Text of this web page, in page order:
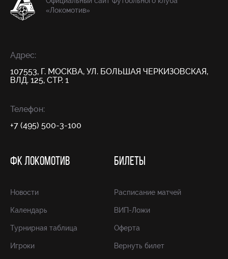
«Локомотив»
Адрес:
107553, Г. МОСКВА, УЛ. БОЛЬШАЯ ЧЕРКИЗОВСКАЯ,
ВЛД. 125, СТР. 1
Телефон:
+7 (495) 500-3-100
ФК ЛОКОМОТИВ
Новости
Календарь
Турнирная таблица
Игроки
БИЛЕТЫ
Расписание матчей
ВИП-Ложи
Оферта
Вернуть билет